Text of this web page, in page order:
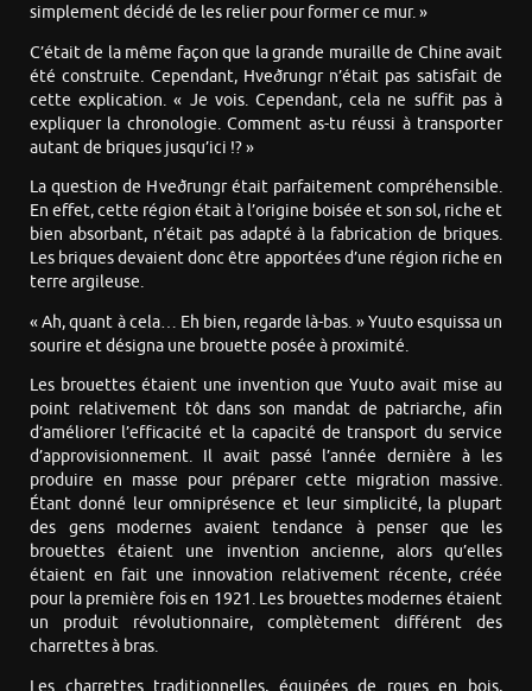
simplement décidé de les relier pour former ce mur. »
C’était de la même façon que la grande muraille de Chine avait
été construite. Cependant, Hveðrungr n’était pas satisfait de
cette explication. « Je vois. Cependant, cela ne suffit pas à
expliquer la chronologie. Comment as-tu réussi à transporter
autant de briques jusqu’ici !? »
La question de Hveðrungr était parfaitement compréhensible.
En effet, cette région était à l’origine boisée et son sol, riche et
bien absorbant, n’était pas adapté à la fabrication de briques.
Les briques devaient donc être apportées d’une région riche en
terre argileuse.
« Ah, quant à cela… Eh bien, regarde là-bas. » Yuuto esquissa un
sourire et désigna une brouette posée à proximité.
Les brouettes étaient une invention que Yuuto avait mise au
point relativement tôt dans son mandat de patriarche, afin
d’améliorer l’efficacité et la capacité de transport du service
d’approvisionnement. Il avait passé l’année dernière à les
produire en masse pour préparer cette migration massive.
Étant donné leur omniprésence et leur simplicité, la plupart
des gens modernes avaient tendance à penser que les
brouettes étaient une invention ancienne, alors qu’elles
étaient en fait une innovation relativement récente, créée
pour la première fois en 1921. Les brouettes modernes étaient
un produit révolutionnaire, complètement différent des
charrettes à bras.
Les charrettes traditionnelles, équipées de roues en bois,